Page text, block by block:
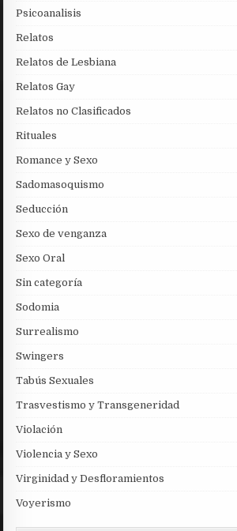
Psicoanalisis
Relatos
Relatos de Lesbiana
Relatos Gay
Relatos no Clasificados
Rituales
Romance y Sexo
Sadomasoquismo
Seducción
Sexo de venganza
Sexo Oral
Sin categoría
Sodomia
Surrealismo
Swingers
Tabús Sexuales
Trasvestismo y Transgeneridad
Violación
Violencia y Sexo
Virginidad y Desfloramientos
Voyerismo